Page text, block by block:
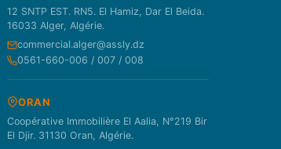
12 SNTP EST. RN5. El Hamiz, Dar El Beida.
16033 Alger, Algérie.
commercial.alger@assly.dz
0561-660-006 / 007 / 008
ORAN
Coopérative Immobilière El Aalia, N°219 Bir
El Djir. 31130 Oran, Algérie.